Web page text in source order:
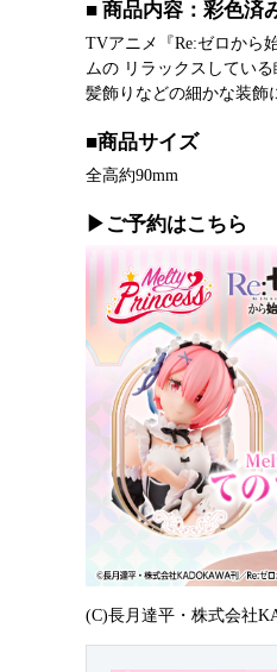
■ 商品内容：彩色
TVアニメ『Re:ゼロから
ムの リラックスしてい
髪飾りなどの細かな装飾
■商品サイズ
全高約90mm
▶ご予約はこちら
(C)長月達平・株式会社